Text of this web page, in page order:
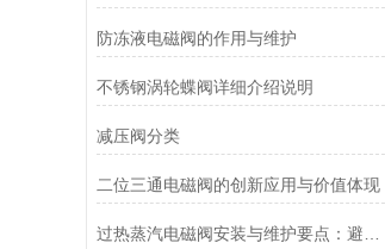
防冻液电磁阀的作用与维护
不锈钢涡轮蝶阀详细介绍说明
减压阀分类
二位三通电磁阀的创新应用与价值体现